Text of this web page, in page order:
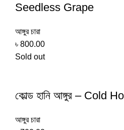
Seedless Grape
আঙ্গুর চারা
৳ 800.00
Sold out
কোল্ড হানি আঙ্গুর – Cold
আঙ্গুর চারা